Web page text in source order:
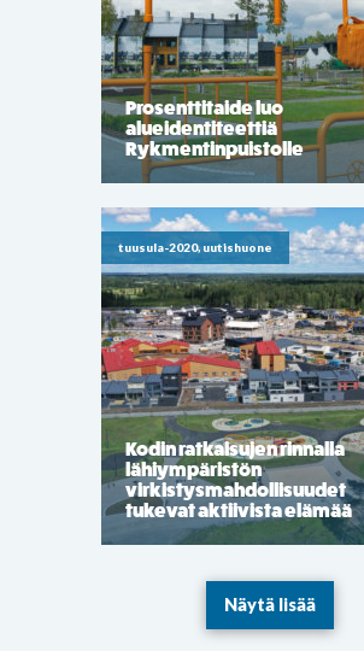
Prosenttitaide luo
alueidentiteettiä
Rykmentinpuistolle
tuusula-2020, uutishuone
Kodin ratkaisujen rinnalla
lähiympäristön
virkistysmahdollisuudet
tukevat aktiivista elämää
Näytä lisää